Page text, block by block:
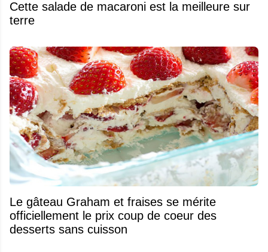
Cette salade de macaroni est la meilleure sur
terre
Le gâteau Graham et fraises se mérite
officiellement le prix coup de coeur des
desserts sans cuisson